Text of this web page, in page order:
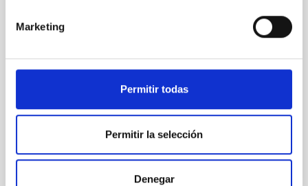
Marketing
Permitir todas
Permitir la selección
Denegar
Young exoplanets provide vital insights into the early
dynamical and atmospheric evolution of planetary
100 Myr exhibit mean-motion resonances, probably
established through convergent disk migration. Over
time, however, these resonant chains are often
Wang, Mu-Tian et al.